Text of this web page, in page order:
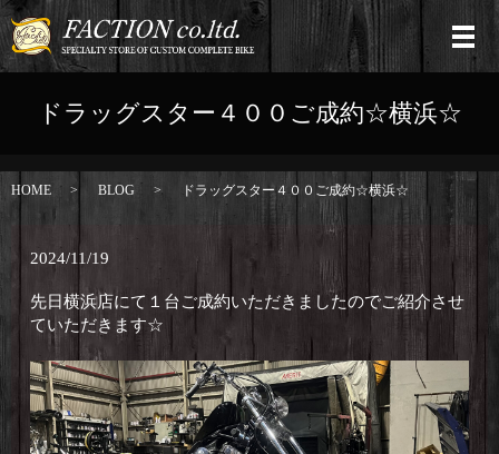
ドラッグスター４００ご成約☆横浜☆
HOME BLOG ドラッグスター４００ご成約☆横浜☆
2024/11/19
先日横浜店にて１台ご成約いただきましたのでご紹介させ
ていただきます☆